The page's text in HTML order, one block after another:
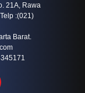
21A, Rawa
:(021)
Barat.